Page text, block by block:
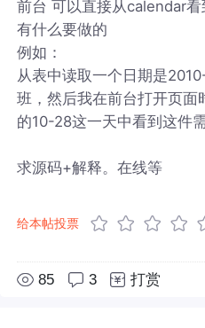
前台 可以直接从calendar
有什么要做的
例如：
从表中读取一个日期是
班，然后我在前台打开页
的10-28这一天中看到这件
求源码+解释。在线等
给本帖投票
85 3 打赏